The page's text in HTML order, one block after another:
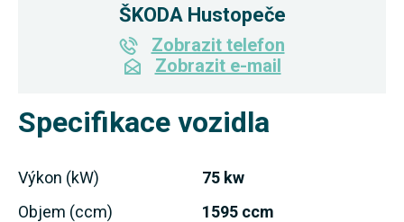
Specifikace vozidla
Výkon (kW)
75 kw
Objem (ccm)
1595 ccm
ŠKODA Hustopeče
Zobrazit telefon
Zobrazit e-mail